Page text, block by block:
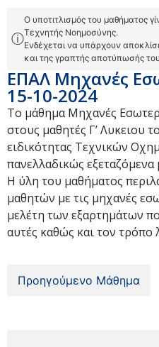
ⓘ
Ο υποτιτλισμός του μαθήματος
Τεχνητής Νοημοσύνης.
Ενδέχεται να υπάρχουν
και της γραπτής αποτύπωσής
ΕΠΑΛ Μηχανές
15-10-2024
Το μάθημα Μηχανές
στους μαθητές Γ’ Λυκειου
ειδικότητας Τεχνικών
πανελλαδικώς εξεταζόμενα
Η ύλη του μαθήματος
μαθητών με τις μηχανές
μελέτη των εξαρτημάτων
αυτές καθώς και τον τρόπο
Προηγούμενο Μάθημα